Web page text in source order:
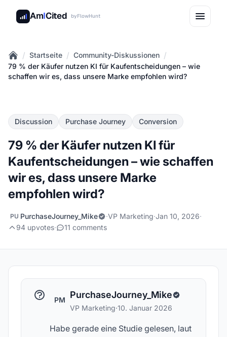
AmICited byFlowHunt
Home
/ Startseite / Community-Diskussionen /
79 % der Käufer nutzen KI für Kaufentscheidungen – wie
schaffen wir es, dass unsere Marke empfohlen wird?
Discussion Purchase Journey Conversion
79 % der Käufer nutzen KI für
Kaufentscheidungen – wie schaffen
wir es, dass unsere Marke
empfohlen wird?
PU PurchaseJourney_Mike ·VP Marketing·Jan 10, 2026·
94 upvotes· 11 comments
PM PurchaseJourney_Mike
VP Marketing·10. Januar 2026
Habe gerade eine Studie gelesen, laut